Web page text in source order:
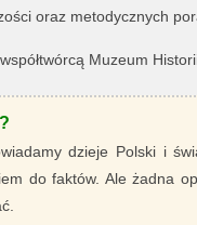
oraz metodycznych
Muzeum
dzieje Polski i
do faktów. Ale żadna